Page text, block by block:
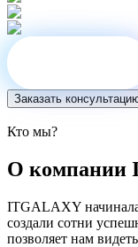
Заказать
Кто мы?
О компании
ITGALAXY
создали сотни
позволяет нам